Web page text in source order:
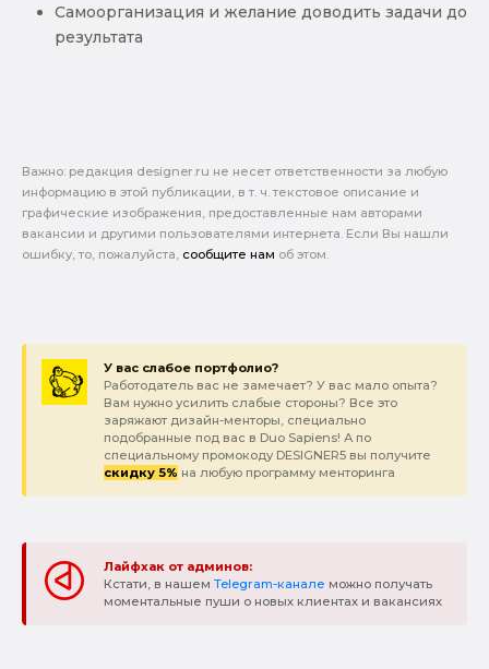
Самоорганизация и желание доводить задачи до
результата
Важно: pедакция designer.ru не несет ответственности за любую
информацию в этой публикации, в т. ч. текстовое описание и
графические изображения, предоставленные нам авторами
вакансии и другими пользователями интернета. Если Вы нашли
ошибку, то, пожалуйста, сообщите нам об этом.
У вас слабое портфолио?
Работодатель вас не замечает? У вас мало опыта?
Вам нужно усилить слабые стороны? Все это
заряжают дизайн-менторы, специально
подобранные под вас в Duo Sapiens! А по
специальному промокоду DESIGNER5 вы получите
скидку 5% на любую программу менторинга
Лайфхак от админов:
Кстати, в нашем Telegram-канале можно получать
моментальные пуши о новых клиентах и вакансиях